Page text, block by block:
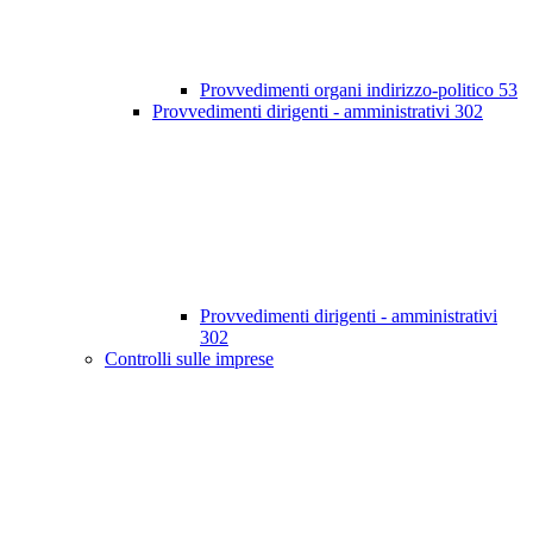
Provvedimenti organi indirizzo-politico 53
Provvedimenti dirigenti - amministrativi 302
Provvedimenti dirigenti - amministrativi
302
Controlli sulle imprese